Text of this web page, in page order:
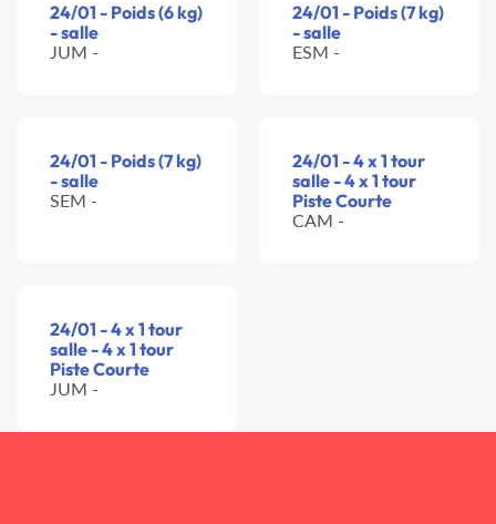
24/01 - Poids (6 kg)
- salle
JUM -
24/01 - Poids (7 kg)
- salle
ESM -
24/01 - Poids (7 kg)
- salle
SEM -
24/01 - 4 x 1 tour
salle - 4 x 1 tour
Piste Courte
CAM -
24/01 - 4 x 1 tour
salle - 4 x 1 tour
Piste Courte
JUM -